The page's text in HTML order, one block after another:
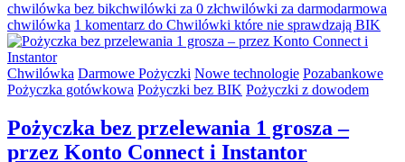
chwilówka bez bikchwilówki za 0 złchwilówki za darmodarmowa
chwilówka 1 komentarz do Chwilówki które nie sprawdzają BIK
Chwilówka Darmowe Pożyczki Nowe technologie Pozabankowe
Pożyczka gotówkowa Pożyczki bez BIK Pożyczki z dowodem
Pożyczka bez przelewania 1 grosza –
przez Konto Connect i Instantor